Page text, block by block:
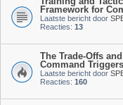
Framework for
Laatste bericht door
Reacties: 13
The Trade-Offs
Command
Laatste bericht door
Reacties: 160